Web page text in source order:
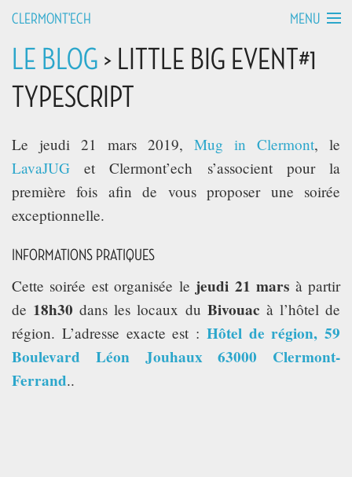
CLERMONT'ECH MENU
MANIFESTO
API HOURS
TALKS
WORKSHOPS
TECH TIME
LE BLOG > LITTLE BIG EVENT#1
TYPESCRIPT
Le jeudi 21 mars 2019, Mug in Clermont, le
LavaJUG et Clermont’ech s’associent pour la
première fois afin de vous proposer une soirée
exceptionnelle.
INFORMATIONS PRATIQUES
Cette soirée est organisée le jeudi 21 mars à partir
de 18h30 dans les locaux du Bivouac à l’hôtel de
région. L’adresse exacte est : Hôtel de région, 59
Boulevard Léon Jouhaux 63000 Clermont-
Ferrand..